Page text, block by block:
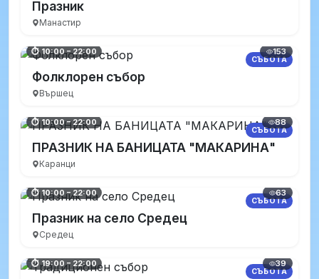
Празник
Манастир
СЪБОТА
⏱ 10:00 – 22:00 153
Фолклорен събор
Вършец
СЪБОТА
⏱ 10:00 – 22:00 88
ПРАЗНИК НА БАНИЦАТА "МАКАРИНА"
Каранци
СЪБОТА
⏱ 10:00 – 22:00 63
Празник на село Средец
Средец
СЪБОТА
⏱ 19:00 – 22:00 39